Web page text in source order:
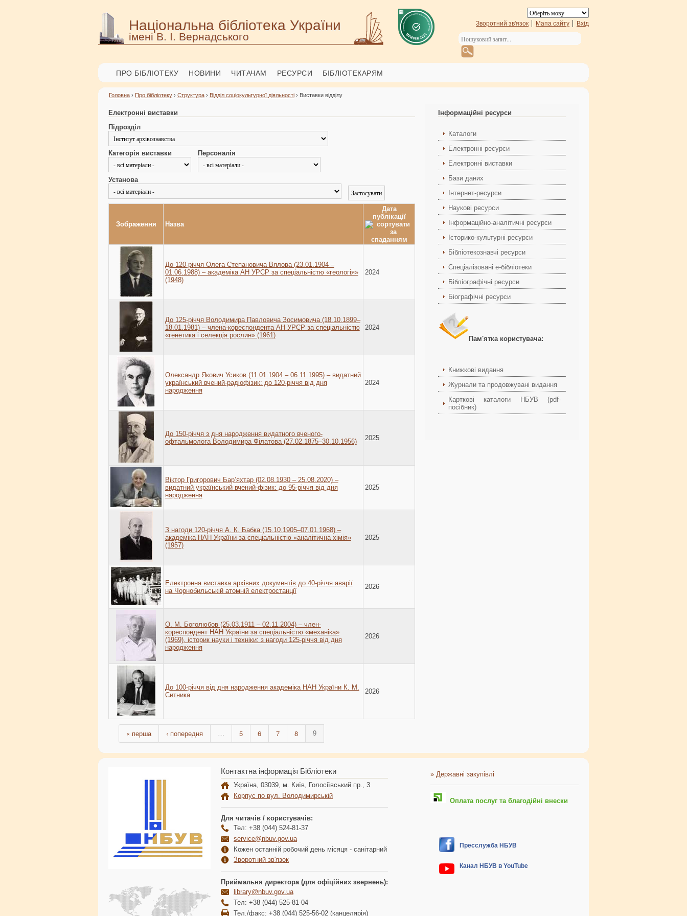
Національна бібліотека України
імені В. І. Вернадського
Зворотний зв'язок Мапа сайту Вхід
ПРО БІБЛІОТЕКУ НОВИНИ ЧИТАЧАМ РЕСУРСИ БІБЛІОТЕКАРЯМ
Головна › Про бібліотеку › Структура › Відділ соціокультурної діяльності › Виставки відділу
Електронні виставки
Підрозділ
Категорія виставки Персоналія
Установа
Зображення Назва
Дата
публікації
До 120-річчя Олега Степановича Вялова (23.01.1904 –
01.06.1988) – академіка АН УРСР за спеціальністю «геологія»
(1948)
2024
До 125-річчя Володимира Павловича Зосимовича (18.10.1899–
18.01.1981) – члена-кореспондента АН УРСР за спеціальністю
«генетика і селекція рослин» (1961)
2024
Олександр Якович Усиков (11.01.1904 – 06.11.1995) – видатний
український вчений-радіофізик: до 120-річчя від дня
народження
2024
До 150-річчя з дня народження видатного вченого-
офтальмолога Володимира Філатова (27.02.1875–30.10.1956)
2025
Віктор Григорович Бар’яхтар (02.08.1930 – 25.08.2020) –
видатний український вчений-фізик: до 95-річчя від дня
народження
2025
З нагоди 120-річчя А. К. Бабка (15.10.1905–07.01.1968) –
академіка НАН України за спеціальністю «аналітична хімія»
(1957)
2025
Електронна виставка архівних документів до 40-річчя аварії
на Чорнобильській атомній електростанції
2026
О. М. Боголюбов (25.03.1911 – 02.11.2004) – член-
кореспондент НАН України за спеціальністю «механіка»
(1969), історик науки і техніки: з нагоди 125-річчя від дня
народження
2026
До 100-річчя від дня народження академіка НАН України К. М.
Ситника
2026
« перша ‹ попередня 5 6 7 8 9
Інформаційні ресурси
Каталоги
Електронні ресурси
Електронні виставки
Бази даних
Інтернет-ресурси
Наукові ресурси
Інформаційно-аналітичні ресурси
Історико-культурні ресурси
Бібліотекознавчі ресурси
Спеціалізовані е-бібліотеки
Бібліографічні ресурси
Біографічні ресурси
Пам'ятка користувача:
Книжкові видання
Журнали та продовжувані видання
Карткові каталоги НБУВ (pdf-
посібник)
Контактна інформація Бібліотеки
Україна, 03039, м. Київ, Голосіївський пр., 3
Корпус по вул. Володимирській
Для читачів / користувачів:
Тел: +38 (044) 524-81-37
service@nbuv.gov.ua
Кожен останній робочий день місяця - санітарний
Зворотний зв'язок
Приймальня директора (для офіційних звернень):
library@nbuv.gov.ua
Тел: +38 (044) 525-81-04
Тел./факс: +38 (044) 525-56-02 (канцелярія)
» Державні закупівлі
Оплата послуг та благодійні внески
Пресслужба НБУВ
Канал НБУВ в YouTube